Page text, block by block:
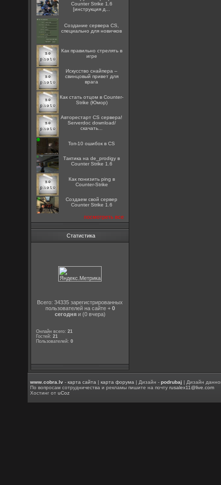
Counter Strike 1.6
[инструкция д...
Создание сервера CS,
специально для новичков
Как правильно стрелять в
игре
Искусство снайпера –
свинцовый привет для
врага
Как стать отцом в Counter-
Strike (Юмор)
Авторестарт CS сервера!
Serverdoc download/
скачать...
Топ-10 ошибок в CS
Тактика на de_prodigy в
Counter Strike 1.6
Как понизить ping в
Counter-Strike
Создаем свой сервер
Counter Strike 1.6
посмотреть все
Статистика
Всего: 34335 зарегистрированных
пользователей на сайте + 0
сегодняи (0 вчера)
Онлайн всего:21
Гостей:21
Пользователей:0
www.cobra.lv -карта сайта |карта форума | Дизайн -podrubaj | Дизайн
По вопросам сотрудничества и рекламы пишите на почтуrusalex11@live.com
Хостинг отuCoz